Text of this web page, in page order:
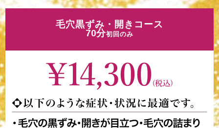
毛穴黒ずみ・開きコース
70分初回のみ